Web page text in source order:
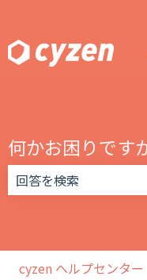
何かお困りです
cyzen ヘルプセンター